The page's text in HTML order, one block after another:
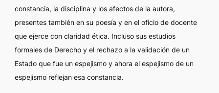
constancia, la disciplina y los afectos de la autora,
presentes también en su poesía y en el oficio de docente
que ejerce con claridad ética. Incluso sus estudios
formales de Derecho y el rechazo a la validación de un
Estado que fue un espejismo y ahora el espejismo de un
espejismo reflejan esa constancia.